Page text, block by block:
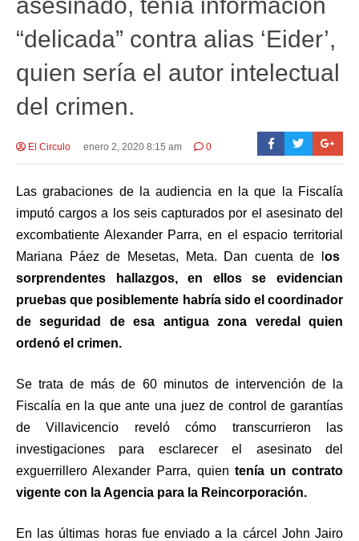
“delicada” contra alias ‘Eider’,
quien sería el autor intelectual
del crimen.
El Circulo enero 2, 2020 8:15 am 0
Las grabaciones de la audiencia en la que la Fiscalía
imputó cargos a los seis capturados por el asesinato del
excombatiente Alexander Parra, en el espacio territorial
Mariana Páez de Mesetas, Meta. Dan cuenta de l os
sorprendentes hallazgos, en ellos se evidencian
pruebas que posiblemente habría sido el coordinador
de seguridad de esa antigua zona veredal quien
ordenó el crimen.
Se trata de más de 60 minutos de intervención de la
Fiscalía en la que ante una juez de control de garantías
de Villavicencio reveló cómo transcurrieron las
investigaciones para esclarecer el asesinato del
exguerrillero Alexander Parra, quien tenía un contrato
vigente con la Agencia para la Reincorporación.
En las últimas horas fue enviado a la cárcel John Jairo